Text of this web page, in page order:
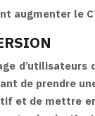
augmenter le
de prendre
et de mettre